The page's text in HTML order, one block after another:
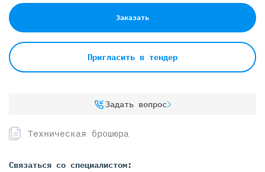
Заказать
Пригласить в тендер
Задать вопрос
Техническая брошюра
Связаться со специалистом: